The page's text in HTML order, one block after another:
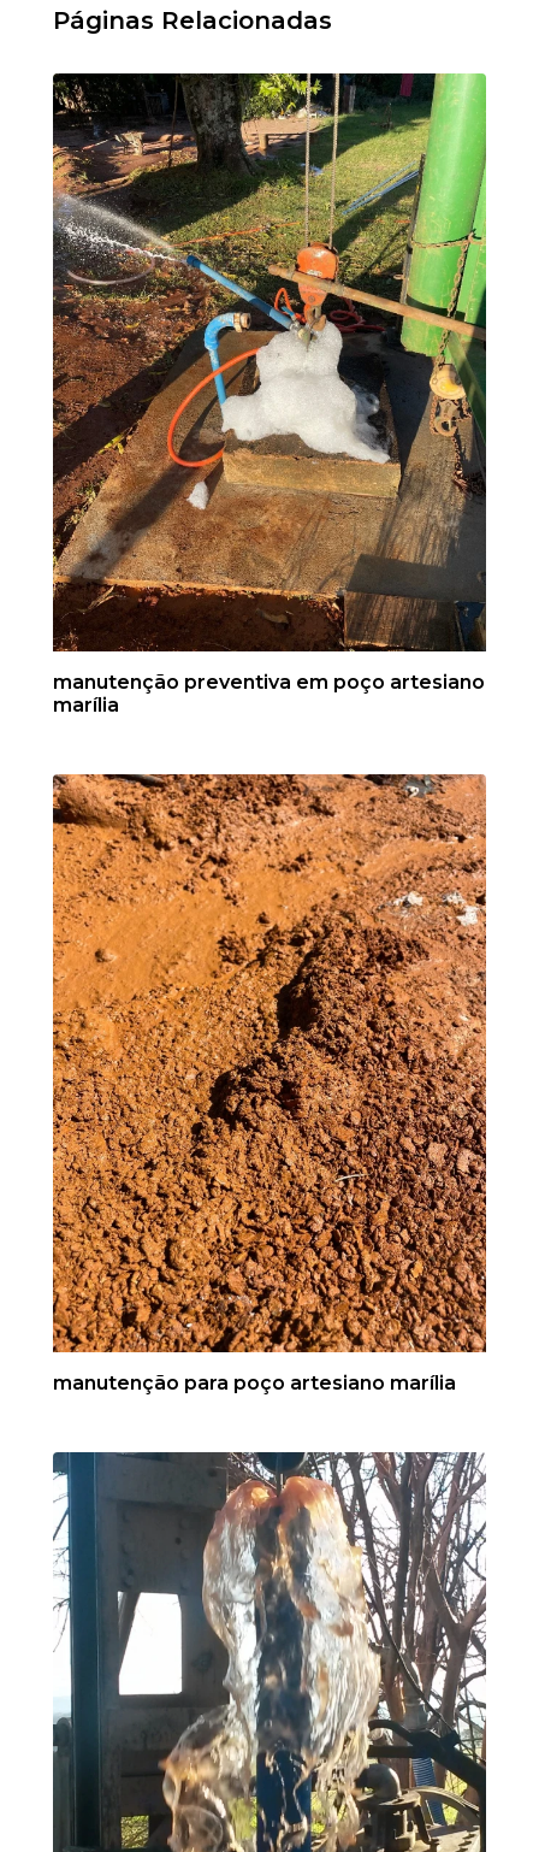
Páginas Relacionadas
manutenção preventiva em poço artesiano
marília
manutenção para poço artesiano marília